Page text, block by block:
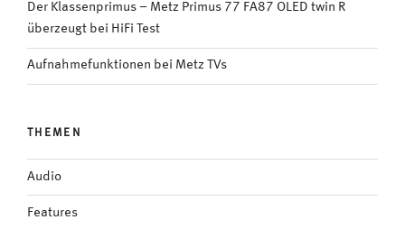
Der Klassenprimus – Metz Primus 77 FA87 OLED twin R
überzeugt bei HiFi Test
Aufnahmefunktionen bei Metz TVs
THEMEN
Audio
Features